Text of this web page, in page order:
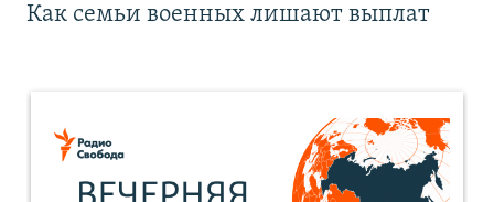
Как семьи военных лишают выплат